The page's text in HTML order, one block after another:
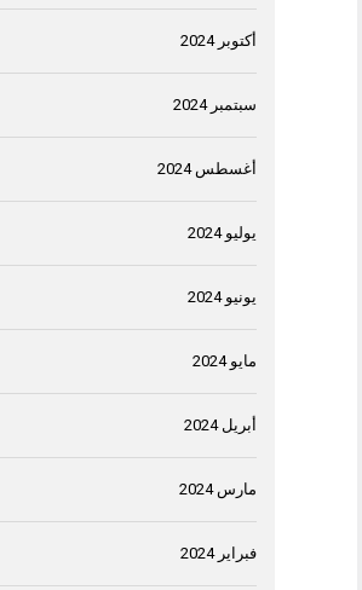
أكتوبر 2024
سبتمبر 2024
أغسطس 2024
يوليو 2024
يونيو 2024
مايو 2024
أبريل 2024
مارس 2024
فبراير 2024